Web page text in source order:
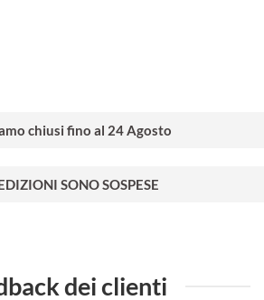
chiusi fino al 24 Agosto
SONO SOSPESE
dei clienti